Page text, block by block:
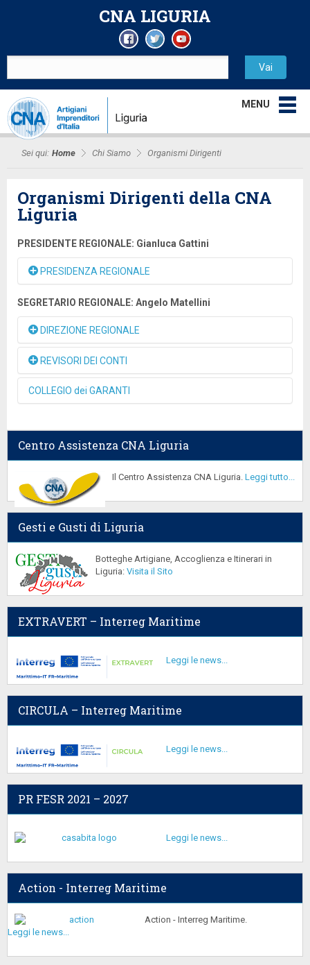
CNA LIGURIA
MENU
Sei qui: Home Chi Siamo Organismi Dirigenti
Organismi Dirigenti della CNA
Liguria
PRESIDENTE REGIONALE: Gianluca Gattini
PRESIDENZA REGIONALE
GIANLUCA GATTINI
MATTEO DE AMBROGGI
MATTEO MORETTI
DAVIDE MAZZOLA
GRAZIANO PORETTI
SEGRETARIO REGIONALE: Angelo Matellini
DIREZIONE REGIONALE
GIANLUCA GATTINI
GRAZIANO PORETTI
DAVIDE MAZZOLA
MATTEO MORETTI
PIERINO GARIBALDI
GIUSEPPE VITELLARO
SARA MANETTI
FRANCESCA POETA
VINCENZO PALLADINO
MICHELE BRECCIONE MATUCCI
REVISORI DEI CONTI
DOTT. BENEDETTI ROBERTO (Revisore Unico)
COLLEGIO dei GARANTI
BUFFAGNI ROBERTO
RAPPA GIUSEPPE
SUPPLENTI
GIOVANARDI FABRIZIO
PITTAMEGLIO LUCIANA
Centro Assistenza CNA Liguria
Il Centro Assistenza CNA Liguria. Leggi tutto...
Gesti e Gusti di Liguria
Botteghe Artigiane, Accoglienza e Itinerari in
Liguria: Visita il Sito
EXTRAVERT – Interreg Maritime
Leggi le news...
CIRCULA – Interreg Maritime
Leggi le news...
PR FESR 2021 – 2027
Leggi le news...
Action - Interreg Maritime
Action - Interreg Maritime.
Leggi le news...